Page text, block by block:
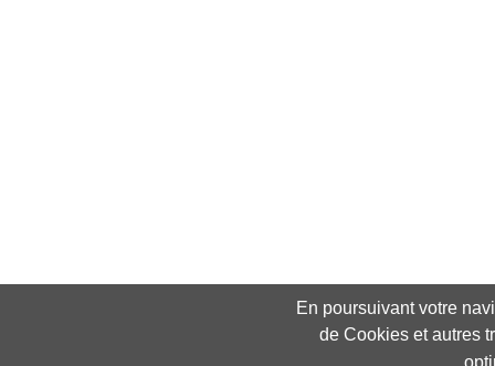
En poursuivant votre
de Cookies et autres